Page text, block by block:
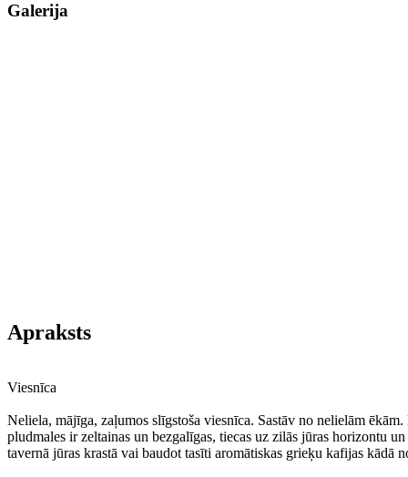
Galerija
Apraksts
Viesnīca
Neliela, mājīga, zaļumos slīgstoša viesnīca. Sastāv no nelielām
pludmales ir zeltainas un bezgalīgas, tiecas uz zilās jūras horizontu
tavernā jūras krastā vai baudot tasīti aromātiskas grieķu kafijas kādā